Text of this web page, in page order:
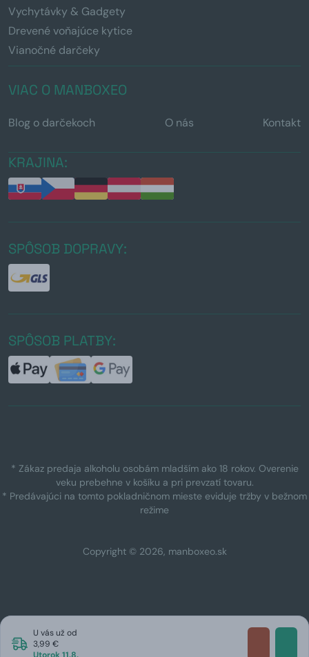
U vás už od
3,99 €
Vychytávky & Gadgety
Drevené voňajúce kytice
Vianočné darčeky
VIAC O MANBOXEO
Blog o darčekoch O nás Kontakt
KRAJINA:
SPÔSOB DOPRAVY:
SPÔSOB PLATBY:
* Zákaz predaja alkoholu osobám mladším ako 18 rokov. Overenie
veku prebehne v košíku a pri prevzatí tovaru.
* Predávajúci na tomto pokladničnom mieste eviduje tržby v bežnom
režime
Copyright © 2026, manboxeo.sk